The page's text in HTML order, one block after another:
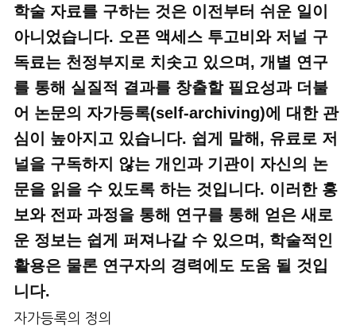
학술 자료를 구하는 것은 이전부터 쉬운 일이
아니었습니다. 오픈 액세스 투고비와 저널 구
독료는 천정부지로 치솟고 있으며, 개별 연구
를 통해 실질적 결과를 창출할 필요성과 더불
어 논문의 자가등록(self-archiving)에 대한 관
심이 높아지고 있습니다. 쉽게 말해, 유료로 저
널을 구독하지 않는 개인과 기관이 자신의 논
문을 읽을 수 있도록 하는 것입니다. 이러한 홍
보와 전파 과정을 통해 연구를 통해 얻은 새로
운 정보는 쉽게 퍼져나갈 수 있으며, 학술적인
활용은 물론 연구자의 경력에도 도움 될 것입
니다.
자가등록의 정의